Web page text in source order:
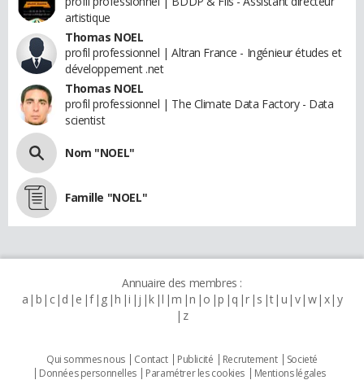
artistique
Thomas NOEL
profil professionnel | Altran France - Ingénieur études et
développement .net
Thomas NOEL
profil professionnel | The Climate Data Factory - Data
scientist
Nom "NOEL"
Famille "NOEL"
Annuaire des membres :
a b c d e f g h i j k l m n o p q r s t u v w x y
z
Qui sommes nous Contact Publicité Recrutement
Societé
Données personnelles
Paramétrer les cookies Mentions légales